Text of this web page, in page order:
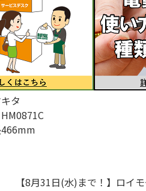
タ
【8月31日(水)まで！】ロイ